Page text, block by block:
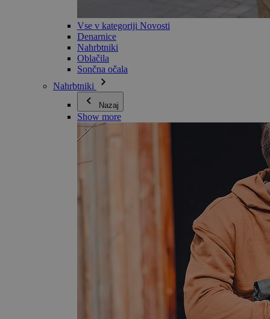
Vse v kategoriji Novosti
Denarnice
Nahrbtniki
Oblačila
Sončna očala
Nahrbtniki
Nazaj
Show more